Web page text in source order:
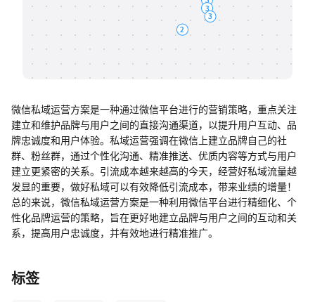
知识分享社区
微信私域运营方案是一种通过微信平台进行的营销策略，重点关注
建立和维护品牌与用户之间的直接沟通渠道，以提升用户互动、品
牌忠诚度和用户体验。私域运营强调在微信上建立品牌自己的社
群、粉丝群，通过个性化沟通、精准推送、优质内容等方式与用户
建立更紧密的关系。引流成本越来越高的今天，经营好私域流量越
发显的重要，做好私域可以有效降低引流成本，带来业绩的增量！
总的来说，微信私域运营方案是一种利用微信平台进行精细化、个
性化品牌运营的策略，旨在更好地建立品牌与用户之间的互动和关
系，提高用户忠诚度，并有效地进行精准推广。
标签